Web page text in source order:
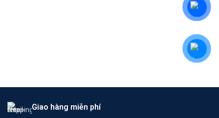
Giao hàng miễn phí